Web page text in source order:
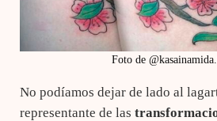
Foto de
No podíamos dejar de lado al
representante de las